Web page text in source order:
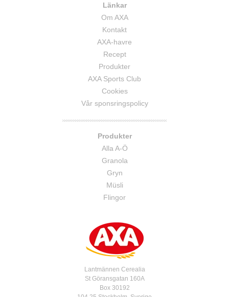
Länkar
Om AXA
Kontakt
AXA-havre
Recept
Produkter
AXA Sports Club
Cookies
Vår sponsringspolicy
Produkter
Alla A-Ö
Granola
Gryn
Müsli
Flingor
Lantmännen Cerealia
St Göransgatan 160A
Box 30192